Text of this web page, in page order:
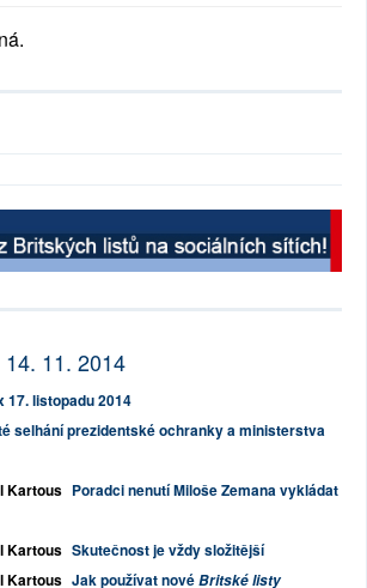
11. 2014
17. listopadu 2014
selhání prezidentské ochranky a ministerstva
Kartous Poradci nenutí Miloše Zemana vykládat
Kartous Skutečnost je vždy složitější
Kartous Jak používat novéBritské listy